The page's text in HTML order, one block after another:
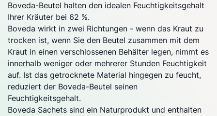
Boveda-Beutel halten den idealen Feuchtigkeitsgehalt
Ihrer Kräuter bei 62 %.
Boveda wirkt in zwei Richtungen - wenn das Kraut zu
trocken ist, wenn Sie den Beutel zusammen mit dem
Kraut in einen verschlossenen Behälter legen, nimmt es
innerhalb weniger oder mehrerer Stunden Feuchtigkeit
auf. Ist das getrocknete Material hingegen zu feucht,
reduziert der Boveda-Beutel seinen
Feuchtigkeitsgehalt.
Boveda Sachets sind ein Naturprodukt und enthalten